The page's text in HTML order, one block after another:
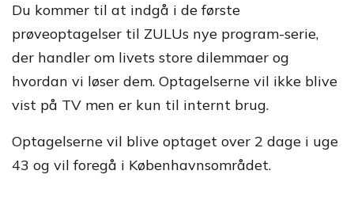
Du kommer til at indgå i de første
prøveoptagelser til ZULUs nye program-serie,
der handler om livets store dilemmaer og
hvordan vi løser dem. Optagelserne vil ikke blive
vist på TV men er kun til internt brug.
Optagelserne vil blive optaget over 2 dage i uge
43 og vil foregå i Københavnsområdet.